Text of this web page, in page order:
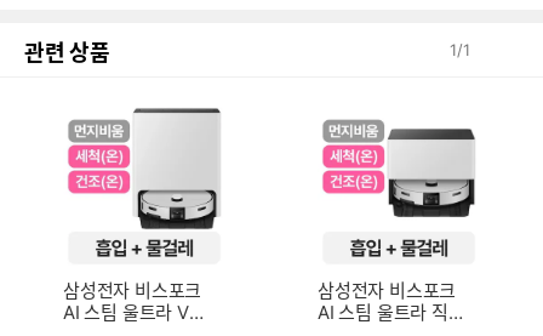
관련 상품 1/1
삼성전자 비스포크
AI 스팀 울트라 VR9
삼성전자 비스포크
AI 스팀 울트라 직배